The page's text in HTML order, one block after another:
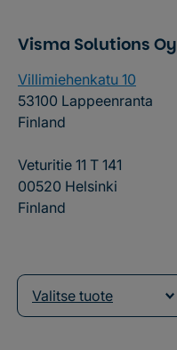
Visma Solutions Oy
Villimiehenkatu 10
53100 Lappeenranta
Finland
Veturitie 11 T 141
00520 Helsinki
Finland
Valitse tuote